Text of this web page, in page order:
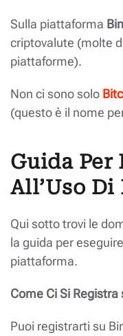
Sulla piattaforma
criptovalute (molte
piattaforme).
Non ci sono solo
(questo è il nome
Guida
All’Uso Di
Qui sotto trovi le
la guida per
piattaforma.
Come Ci Si Registra
Puoi registrarti su